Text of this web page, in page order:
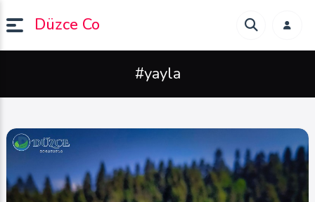
Düzce Co
#yayla